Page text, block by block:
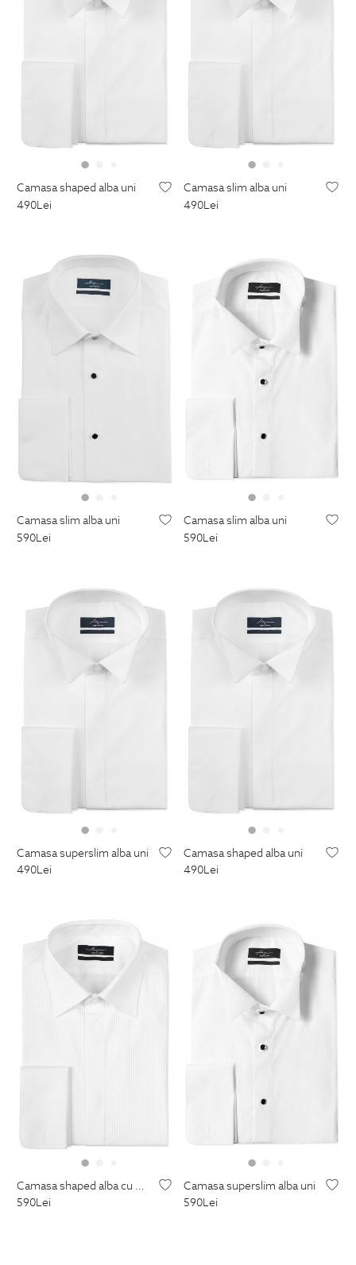
camasa shaped alba uni
490Lei
camasa slim alba uni
490Lei
camasa slim alba uni
590Lei
camasa slim alba uni
590Lei
camasa superslim alba uni
490Lei
camasa shaped alba uni
490Lei
camasa shaped alba cu plastron
590Lei
camasa superslim alba uni
590Lei